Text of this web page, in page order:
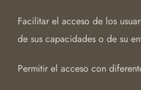
Facilitar el acceso de los
de sus capacidades o de su
Permitir el acceso con